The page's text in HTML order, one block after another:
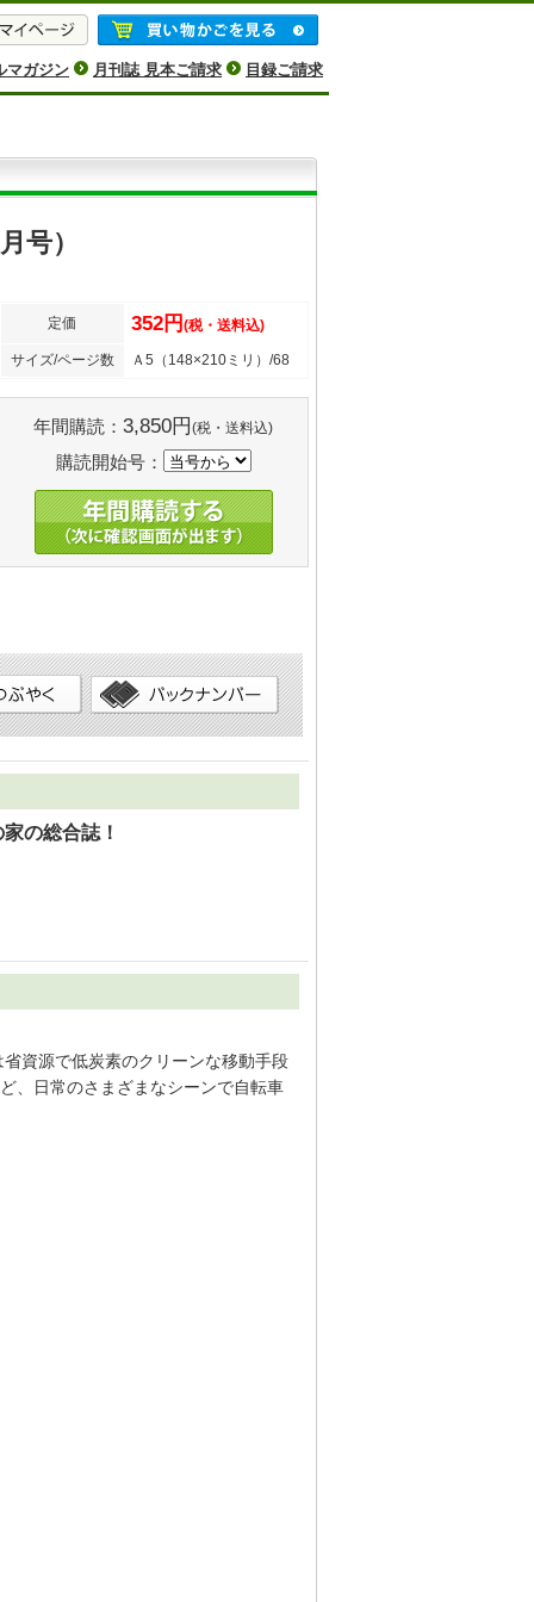
マガジン 月刊誌 見本ご請求 目録ご請求
号）
定価 352円 (税・送料込)
サイズ/ページ数 Ａ5（148×210ミリ）/68
年間購読： 3,850円 (税・送料込)
購読開始号：
の総合誌！
資源で低炭素のクリーンな移動手段
、日常のさまざまなシーンで自転車